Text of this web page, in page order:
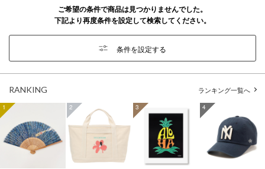
ご希望の条件で商品は見つかりませんでした。
下記より再度条件を設定して検索してください。
条件を設定する
RANKING ランキング一覧へ
1 2 3 4